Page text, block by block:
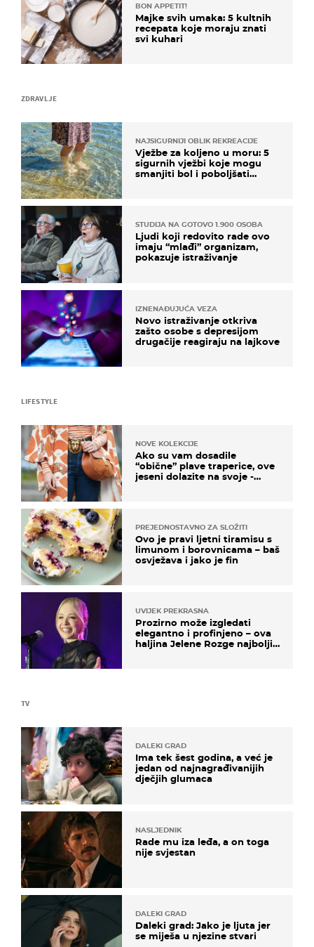
ZDRAVLJE
NAJSIGURNIJI OBLIK REKREACIJE
Vježbe za koljeno u moru: 5
sigurnih vježbi koje mogu
smanjiti bol i poboljšati
STUDIJA NA GOTOVO 1.900 OSOBA
Ljudi koji redovito rade ovo
imaju “mlađi” organizam,
pokazuje istraživanje
IZNENAĐUJUĆA VEZA
Novo istraživanje otkriva
zašto osobe s depresijom
drugačije reagiraju na lajkove
TV
DALEKI GRAD
Ima tek šest godina, a već je
jedan od najnagrađivanijih
dječjih glumaca
NASLJEDNIK
Rade mu iza leđa, a on toga
nije svjestan
DALEKI GRAD
Daleki grad: Jako je ljuta jer
se miješa u njezine stvari
BON APPETIT!
Majke svih umaka: 5 kultnih
recepata koje moraju znati
svi kuhari
LIFESTYLE
NOVE KOLEKCIJE
Ako su vam dosadile
“obične” plave traperice, ove
jeseni dolazite na svoje -
PREJEDNOSTAVNO ZA SLOŽITI
Ovo je pravi ljetni tiramisu s
limunom i borovnicama – baš
osvježava i jako je fin
UVIJEK PREKRASNA
Prozirno može izgledati
elegantno i profinjeno – ova
haljina Jelene Rozge najbolji